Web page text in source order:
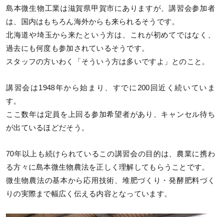
島本微生物工業は滋賀県甲賀市にありますが、講習会参加者
は、国内はもちろん海外からも来られるそうです。
北海道や埼玉から来たという方は、これが初めてではなく、
過去にも何度も参加されているそうです。
スタッフの方いわく「そういう方は多いですよ」とのこと。
講習会は1948年から始まり、すでに200回近く続いていま
す。
ここ数年は定員を上回る参加希望者があり、キャンセル待ち
が出ているほどだそう。
70年以上も続けられているこの講習会の目的は、農業に携わ
る方々に島本微生物農法を正しく理解してもらうことです。
微生物農法の基本から応用技術、堆肥づくり・発酵肥料づく
りの実際まで幅広く伝える内容となっています。